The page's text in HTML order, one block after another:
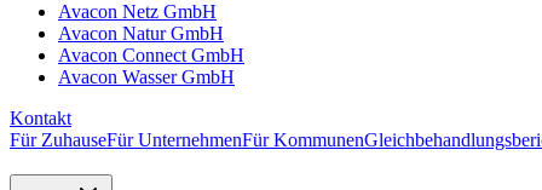
Avacon Netz GmbH
Avacon Natur GmbH
Avacon Connect GmbH
Avacon Wasser GmbH
Kontakt
Für ZuhauseFür UnternehmenFür Kommunen